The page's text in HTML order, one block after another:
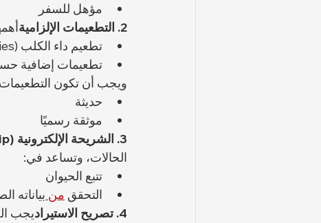
مؤهل للسفر
2. التطعيمات الإلزامية
تطعيم داء الكلب (Rabies)
تطعيمات إضافية
ويجب أن تكون
حديثة
موثقة رسميًا
3. الشريحة الإلكترونية (Microchip)
الحالات، وتساعد في:
تتبع الحيوان
التحقق من بياناته
4. تصريح الاستيراد
يجب